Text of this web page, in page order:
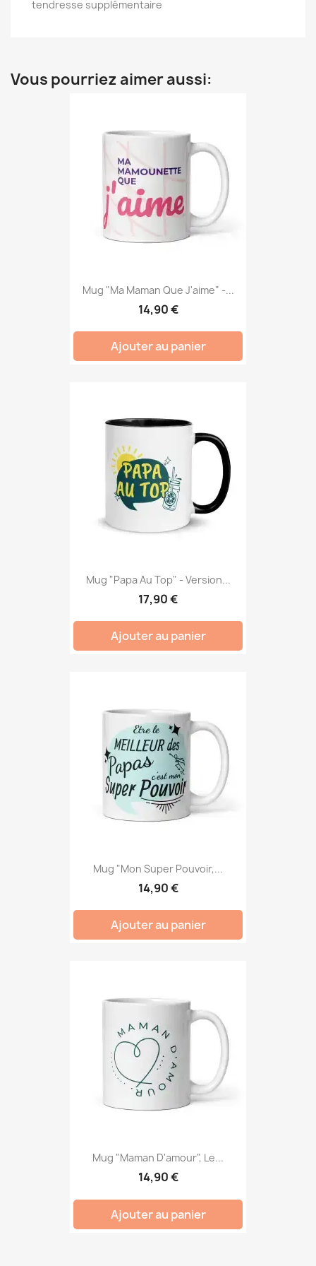
tendresse supplémentaire
Vous pourriez aimer aussi:
Mug "Ma Maman Que J'aime" -...
14,90 €
Ajouter au panier
Mug "Papa Au Top" - Version...
17,90 €
Ajouter au panier
Mug "Mon Super Pouvoir,...
14,90 €
Ajouter au panier
Mug "Maman D'amour", Le...
14,90 €
Ajouter au panier